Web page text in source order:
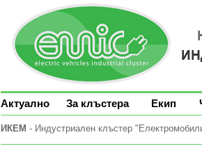
Актуално За клъстера Екип
ИКЕМ - Индустриален клъстер